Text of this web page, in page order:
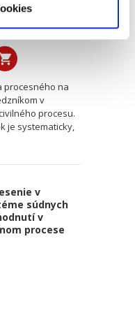
procesného na
v
procesu.
je systematicky,
v
súdnych
v
procese